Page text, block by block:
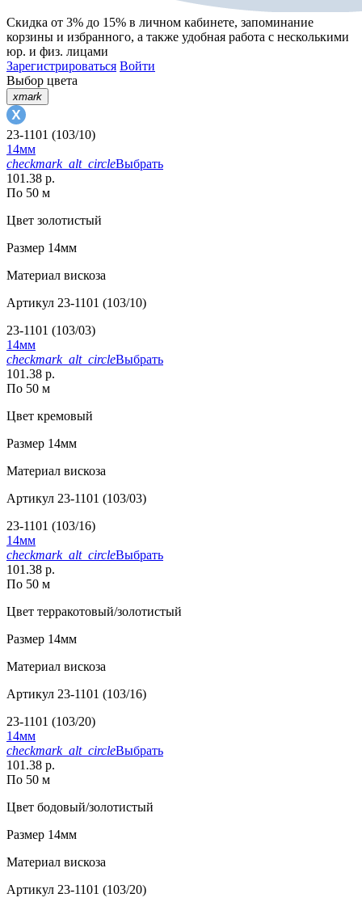
Скидка от 3% до 15% в личном кабинете, запоминание
корзины и избранного, а также удобная работа с несколькими
юр. и физ. лицами
Зарегистрироваться Войти
Выбор цвета
xmark
23-1101 (103/10)
14мм
checkmark_alt_circleВыбрать
101.38 р.
По 50 м
Цвет золотистый
Размер 14мм
Материал вискоза
Артикул 23-1101 (103/10)
23-1101 (103/03)
14мм
checkmark_alt_circleВыбрать
101.38 р.
По 50 м
Цвет кремовый
Размер 14мм
Материал вискоза
Артикул 23-1101 (103/03)
23-1101 (103/16)
14мм
checkmark_alt_circleВыбрать
101.38 р.
По 50 м
Цвет терракотовый/золотистый
Размер 14мм
Материал вискоза
Артикул 23-1101 (103/16)
23-1101 (103/20)
14мм
checkmark_alt_circleВыбрать
101.38 р.
По 50 м
Цвет бодовый/золотистый
Размер 14мм
Материал вискоза
Артикул 23-1101 (103/20)